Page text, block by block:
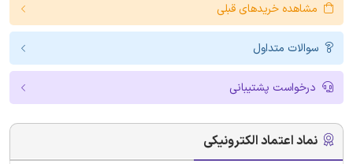
مشاهده خریدهای قبلی
سوالات متداول
درخواست پشتیبانی
نماد اعتماد الکترونیکی